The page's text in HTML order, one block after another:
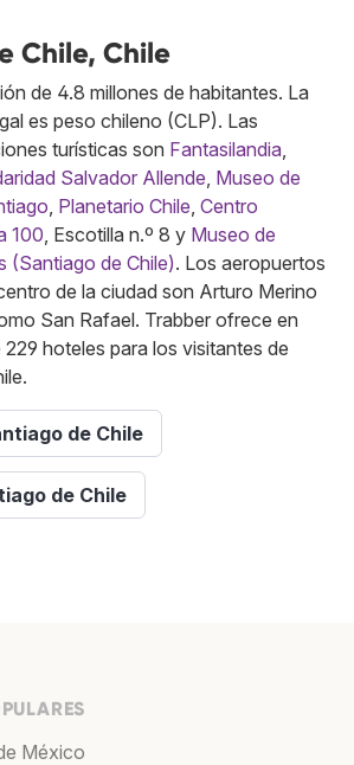
Chile, Chile
de 4.8 millones de habitantes. La
es peso chileno (CLP). Las
turísticas son Fantasilandia
Salvador Allende Museo de
Planetario Chile Centro
100 , Escotilla n.º 8 y Museo de
(Santiago de Chile). Los aeropuertos
de la ciudad son Arturo Merino
San Rafael. Trabber ofrece en
229 hoteles para los visitantes de
de Chile
de Chile
México